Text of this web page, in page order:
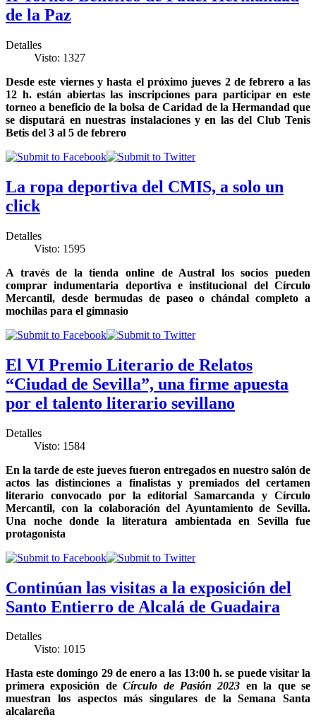
de la Paz
Detalles
Visto: 1327
Desde este viernes y hasta el próximo jueves 2 de febrero a las
12 h. están abiertas las inscripciones para participar en este
torneo a beneficio de la bolsa de Caridad de la Hermandad que
se disputará en nuestras instalaciones y en las del Club Tenis
Betis del 3 al 5 de febrero
La ropa deportiva del CMIS, a solo un
click
Detalles
Visto: 1595
A través de la tienda online de Austral los socios pueden
comprar indumentaria deportiva e institucional del Círculo
Mercantil, desde bermudas de paseo o chándal completo a
mochilas para el gimnasio
El VI Premio Literario de Relatos
“Ciudad de Sevilla”, una firme apuesta
por el talento literario sevillano
Detalles
Visto: 1584
En la tarde de este jueves fueron entregados en nuestro salón de
actos las distinciones a finalistas y premiados del certamen
literario convocado por la editorial Samarcanda y Círculo
Mercantil, con la colaboración del Ayuntamiento de Sevilla.
Una noche donde la literatura ambientada en Sevilla fue
protagonista
Continúan las visitas a la exposición del
Santo Entierro de Alcalá de Guadaira
Detalles
Visto: 1015
Hasta este domingo 29 de enero a las 13:00 h. se puede visitar la
primera exposición deCírculo de Pasión 2023 en la que se
muestran los aspectos más singulares de la Semana Santa
alcalareña